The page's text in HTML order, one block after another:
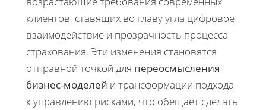
клиентов, ставящих во главу угла цифровое
взаимодействие и прозрачность процесса
страхования. Эти изменения становятся
отправной точкой для переосмысления
бизнес-моделей и трансформации подхода
к управлению рисками, что обещает сделать